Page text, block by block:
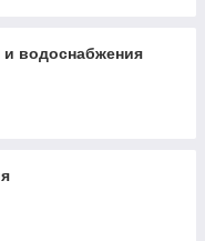
водоснабжения